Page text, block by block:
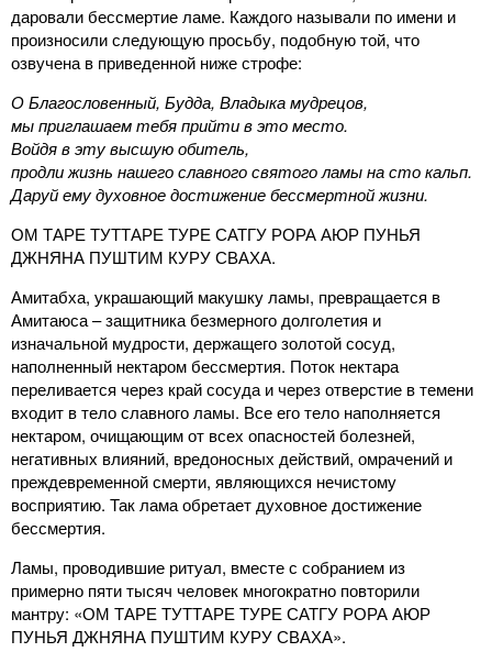
даровали бессмертие ламе. Каждого называли по имени и
произносили следующую просьбу, подобную той, что
озвучена в приведенной ниже строфе:
О Благословенный, Будда, Владыка мудрецов,
мы приглашаем тебя прийти в это место.
Войдя в эту высшую обитель,
продли жизнь нашего славного святого ламы на сто кальп.
Даруй ему духовное достижение бессмертной жизни.
ОМ ТАРЕ ТУТТАРЕ ТУРЕ САТГУ РОРА АЮР ПУНЬЯ
ДЖНЯНА ПУШТИМ КУРУ СВАХА.
Амитабха, украшающий макушку ламы, превращается в
Амитаюса – защитника безмерного долголетия и
изначальной мудрости, держащего золотой сосуд,
наполненный нектаром бессмертия. Поток нектара
переливается через край сосуда и через отверстие в темени
входит в тело славного ламы. Все его тело наполняется
нектаром, очищающим от всех опасностей болезней,
негативных влияний, вредоносных действий, омрачений и
преждевременной смерти, являющихся нечистому
восприятию. Так лама обретает духовное достижение
бессмертия.
Ламы, проводившие ритуал, вместе с собранием из
примерно пяти тысяч человек многократно повторили
мантру: «ОМ ТАРЕ ТУТТАРЕ ТУРЕ САТГУ РОРА АЮР
ПУНЬЯ ДЖНЯНА ПУШТИМ КУРУ СВАХА».